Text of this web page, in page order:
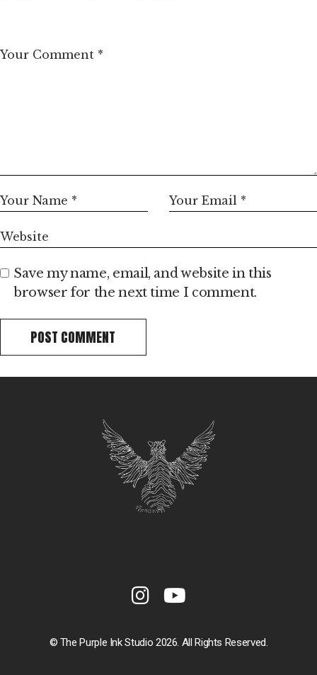
Save my name, email, and website in this
browser for the next time I comment.
POST COMMENT
© The Purple Ink Studio 2026. All Rights Reserved.